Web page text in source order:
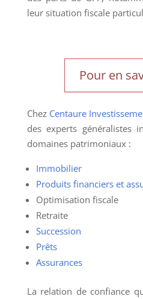
leur situation fiscale
Pour en
Chez Centaure
des experts généralistes
domaines patrimoniaux :
Immobilier
Produits financiers et
Optimisation fiscale
Retraite
Succession
Prêts
Assurances
La relation de confiance